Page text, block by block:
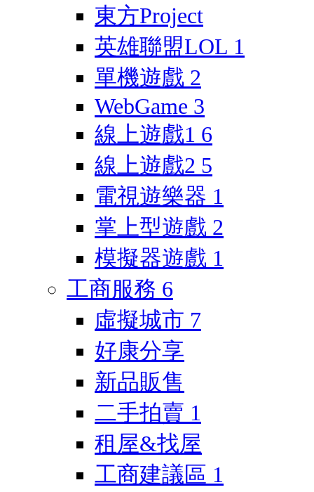
東方Project
英雄聯盟LOL 1
單機遊戲 2
WebGame 3
線上遊戲1 6
線上遊戲2 5
電視遊樂器 1
掌上型遊戲 2
模擬器遊戲 1
工商服務 6
虛擬城市 7
好康分享
新品販售
二手拍賣 1
租屋&找屋
工商建議區 1